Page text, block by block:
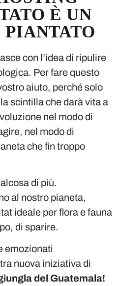
È UN
con l’idea di ripulire
Per fare questo
aiuto, perché solo
scintilla che darà vita a
nel modo di
nel modo di
che fin troppo
di più.
al nostro pianeta,
ideale per flora e fauna
di sparire.
emozionati
nuova iniziativa di
del Guatemala!